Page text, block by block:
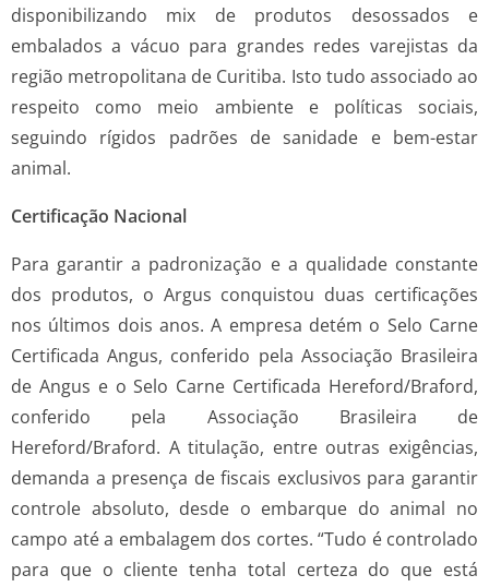
disponibilizando mix de produtos desossados e
embalados a vácuo para grandes redes varejistas da
região metropolitana de Curitiba. Isto tudo associado ao
respeito como meio ambiente e políticas sociais,
seguindo rígidos padrões de sanidade e bem-estar
animal.
Certificação Nacional
Para garantir a padronização e a qualidade constante
dos produtos, o Argus conquistou duas certificações
nos últimos dois anos. A empresa detém o Selo Carne
Certificada Angus, conferido pela Associação Brasileira
de Angus e o Selo Carne Certificada Hereford/Braford,
conferido pela Associação Brasileira de
Hereford/Braford. A titulação, entre outras exigências,
demanda a presença de fiscais exclusivos para garantir
controle absoluto, desde o embarque do animal no
campo até a embalagem dos cortes. “Tudo é controlado
para que o cliente tenha total certeza do que está